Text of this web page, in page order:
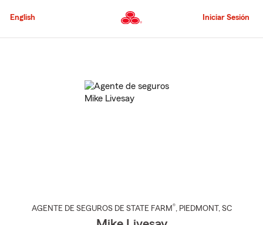
al
principal
English Iniciar Sesión
AGENTE DE SEGUROS DE STATE FARM®, PIEDMONT , SC